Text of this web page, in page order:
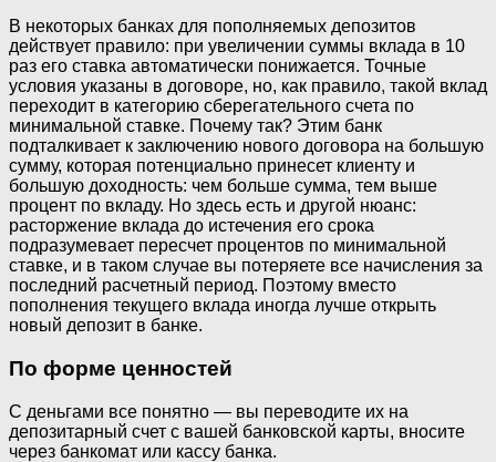
В некоторых банках для пополняемых депозитов
действует правило: при увеличении суммы вклада в 10
раз его ставка автоматически понижается. Точные
условия указаны в договоре, но, как правило, такой вклад
переходит в категорию сберегательного счета по
минимальной ставке. Почему так? Этим банк
подталкивает к заключению нового договора на большую
сумму, которая потенциально принесет клиенту и
большую доходность: чем больше сумма, тем выше
процент по вкладу. Но здесь есть и другой нюанс:
расторжение вклада до истечения его срока
подразумевает пересчет процентов по минимальной
ставке, и в таком случае вы потеряете все начисления за
последний расчетный период. Поэтому вместо
пополнения текущего вклада иногда лучше открыть
новый депозит в банке.
По форме ценностей
С деньгами все понятно — вы переводите их на
депозитарный счет с вашей банковской карты, вносите
через банкомат или кассу банка.